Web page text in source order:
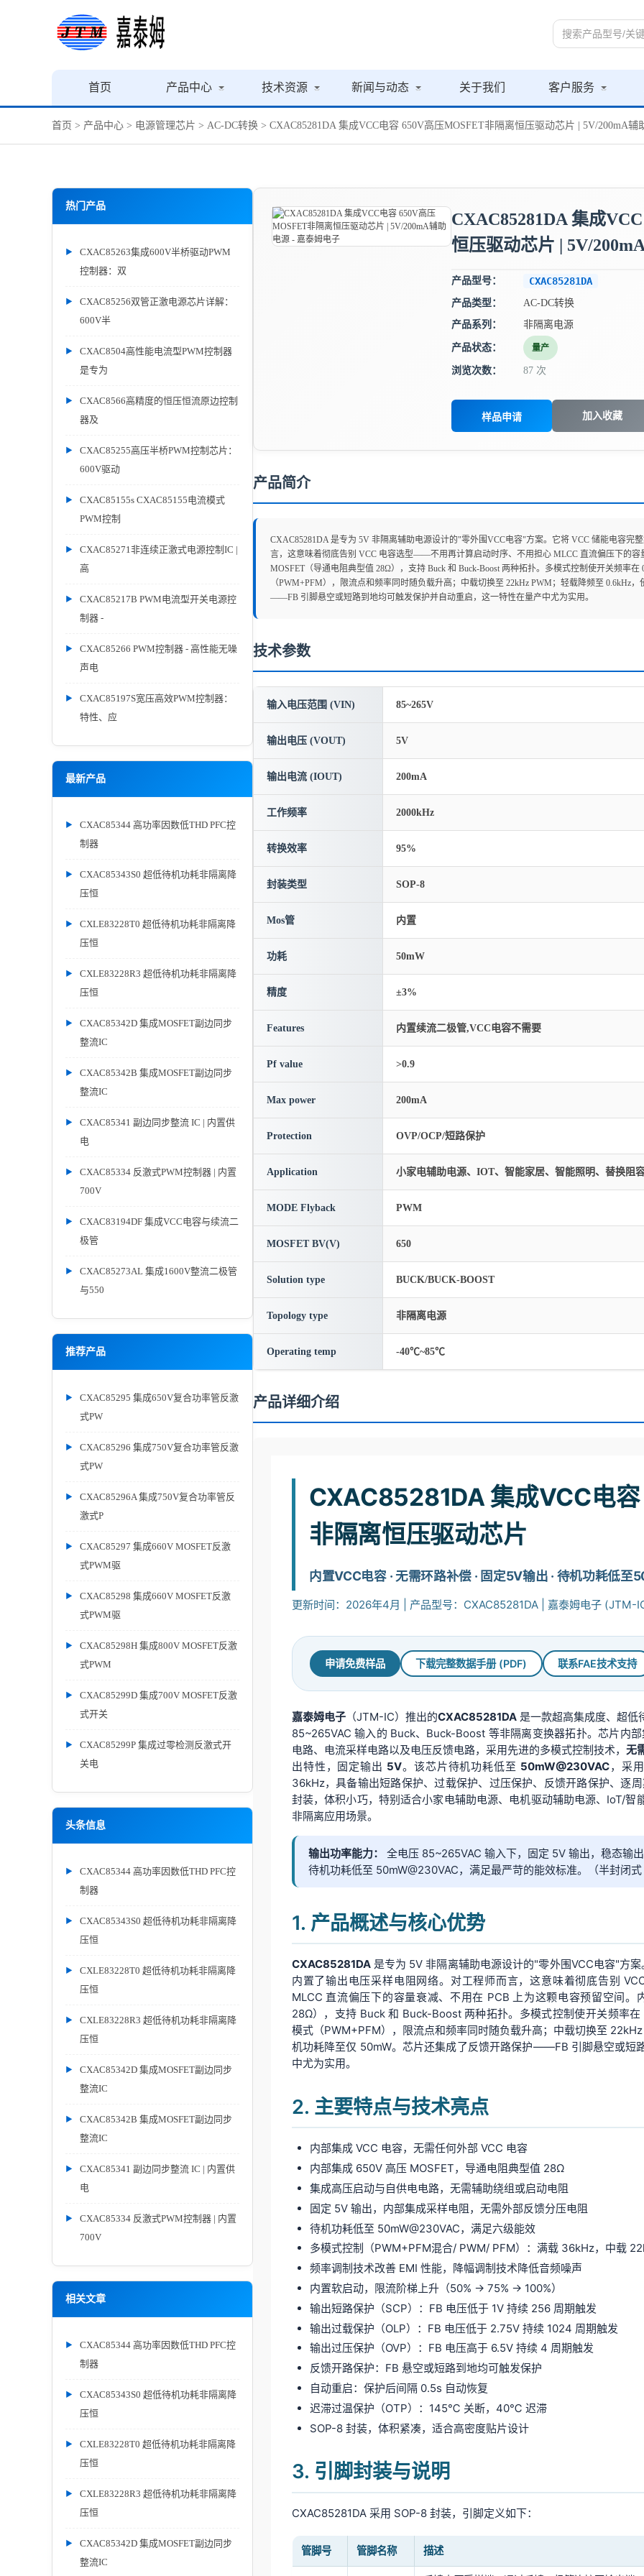
首页 产品中心 技术资源 新闻与动态 关于我们 客户服务
首页 > 产品中心 > 电源管理芯片 > AC-DC转换 > CXAC85281DA 集成VCC电容 650V高压MOSFET非隔离恒压驱动芯片 | 5V/200mA
热门产品
CXAC85263集成600V半桥驱动PWM
控制器：双
CXAC85256双管正激电源芯片详解：
600V半
CXAC8504高性能电流型PWM控制器
是专为
CXAC8566高精度的恒压恒流原边控制
器及
CXAC85255高压半桥PWM控制芯片：
600V驱动
CXAC85155s CXAC85155电流模式
PWM控制
CXAC85271非连续正激式电源控制IC |
高
CXAC85217B PWM电流型开关电源控
制器 -
CXAC85266 PWM控制器 - 高性能无噪
声电
CXAC85197S宽压高效PWM控制器：
特性、应
最新产品
CXAC85344 高功率因数低THD PFC控
制器
CXAC85343S0 超低待机功耗非隔离降
压恒
CXLE83228T0 超低待机功耗非隔离降
压恒
CXLE83228R3 超低待机功耗非隔离降
压恒
CXAC85342D 集成MOSFET副边同步
整流IC
CXAC85342B 集成MOSFET副边同步
整流IC
CXAC85341 副边同步整流 IC | 内置供
电
CXAC85334 反激式PWM控制器 | 内置
700V
CXAC83194DF 集成VCC电容与续流二
极管
CXAC85273AL 集成1600V整流二极管
与550
推荐产品
CXAC85295 集成650V复合功率管反激
式PW
CXAC85296 集成750V复合功率管反激
式PW
CXAC85296A 集成750V复合功率管反
激式P
CXAC85297 集成660V MOSFET反激
式PWM驱
CXAC85298 集成660V MOSFET反激
式PWM驱
CXAC85298H 集成800V MOSFET反激
式PWM
CXAC85299D 集成700V MOSFET反激
式开关
CXAC85299P 集成过零检测反激式开
关电
头条信息
CXAC85344 高功率因数低THD PFC控
制器
CXAC85343S0 超低待机功耗非隔离降
压恒
CXLE83228T0 超低待机功耗非隔离降
压恒
CXLE83228R3 超低待机功耗非隔离降
压恒
CXAC85342D 集成MOSFET副边同步
整流IC
CXAC85342B 集成MOSFET副边同步
整流IC
CXAC85341 副边同步整流 IC | 内置供
电
CXAC85334 反激式PWM控制器 | 内置
700V
相关文章
CXAC85344 高功率因数低THD PFC控
制器
CXAC85343S0 超低待机功耗非隔离降
压恒
CXLE83228T0 超低待机功耗非隔离降
压恒
CXLE83228R3 超低待机功耗非隔离降
压恒
CXAC85342D 集成MOSFET副边同步
整流IC
CXAC85281DA 集成
恒压驱动芯片 | 5V/
产品型号： CXAC85281DA
产品类型：
AC-DC转换
产品系列：
非隔离电源
产品状态： 量产
浏览次数： 87 次
样品申请 加入收藏
产品简介
CXAC85281DA 是专为 5V 非隔离辅助电源设计的"零外围VCC电容"方案。它将 VCC 储能电容完
言，这意味着彻底告别 VCC 电容选型——不用再计算启动时序、不用担心 MLCC 直流偏压下的容
MOSFET（导通电阻典型值 28Ω），支持 Buck 和 Buck-Boost 两种拓扑。多模式控制使开关频率
（PWM+PFM），限流点和频率同时随负载升高；中载切换至 22kHz PWM；轻载降频至 0.6kHz
——FB 引脚悬空或短路到地均可触发保护并自动重启，这一特性在量产中尤为实用。
技术参数
输入电压范围 (VIN) 85~265V
输出电压 (VOUT) 5V
输出电流 (IOUT) 200mA
工作频率 2000kHz
转换效率 95%
封装类型 SOP-8
Mos管 内置
功耗 50mW
精度 ±3%
Features 内置续流二极管,VCC电容不需要
Pf value >0.9
Max power 200mA
Protection OVP/OCP/短路保护
Application 小家电辅助电源、IOT、智能家居、智能照明、替换阻
MODE Flyback PWM
MOSFET BV(V) 650
Solution type BUCK/BUCK-BOOST
Topology type 非隔离电源
Operating temp -40℃~85℃
产品详细介绍
CXAC85281DA 集成VCC电
非隔离恒压驱动芯片
内置VCC电容 · 无需环路补偿 · 固定5V输出 · 待机功耗低至
更新时间：2026年4月 | 产品型号：CXAC85281DA | 嘉泰姆电子 (JTM-
申请免费样品 下载完整数据手册 (PDF) 联系FAE技术支持
嘉泰姆电子（JTM-IC）推出的CXAC85281DA是一款超高集成度、超低
85~265VAC 输入的 Buck、Buck-Boost 等非隔离变换器拓扑。芯片内
电路、电流采样电路以及电压反馈电路，采用先进的多模式控制技术，无
出特性，固定输出 5V。该芯片待机功耗低至 50mW@230VAC，采
36kHz，具备输出短路保护、过载保护、过压保护、反馈开路保护、逐
封装，体积小巧，特别适合小家电辅助电源、电机驱动辅助电源、IoT/智
非隔离应用场景。
输出功率能力：
全电压 85~265VAC 输入下，固定 5V 输出，稳态输
待机功耗低至 50mW@230VAC，满足最严苛的能效标准。（半封闭
1. 产品概述与核心优势
CXAC85281DA是专为 5V 非隔离辅助电源设计的"零外围VCC电容"方
内置了输出电压采样电阻网络。对工程师而言，这意味着彻底告别
MLCC 直流偏压下的容量衰减、不用在 PCB 上为这颗电容预留空间
28Ω），支持 Buck 和 Buck-Boost 两种拓扑。多模式控制使开关频率
模式（PWM+PFM），限流点和频率同时随负载升高；中载切换至
机功耗降至仅 50mW。芯片还集成了反馈开路保护——FB 引脚悬空或短
中尤为实用。
2. 主要特点与技术亮点
内部集成 VCC 电容，无需任何外部 VCC 电容
内部集成 650V 高压 MOSFET，导通电阻典型值 28Ω
集成高压启动与自供电电路，无需辅助绕组或启动电阻
固定 5V 输出，内部集成采样电阻，无需外部反馈分压电阻
待机功耗低至 50mW@230VAC，满足六级能效
多模式控制（PWM+PFM混合/ PWM/ PFM）：满载 36kHz，中载
频率调制技术改善 EMI 性能，降幅调制技术降低音频噪声
内置软启动，限流阶梯上升（50% → 75% → 100%）
输出短路保护（SCP）：FB 电压低于 1V 持续 256 周期触发
输出过载保护（OLP）：FB 电压低于 2.75V 持续 1024 周期触发
输出过压保护（OVP）：FB 电压高于 6.5V 持续 4 周期触发
反馈开路保护：FB 悬空或短路到地均可触发保护
自动重启：保护后间隔 0.5s 自动恢复
迟滞过温保护（OTP）：145℃ 关断，40℃ 迟滞
SOP-8 封装，体积紧凑，适合高密度贴片设计
3. 引脚封装与说明
CXAC85281DA 采用 SOP-8 封装，引脚定义如下：
管脚号 管脚名称 描述